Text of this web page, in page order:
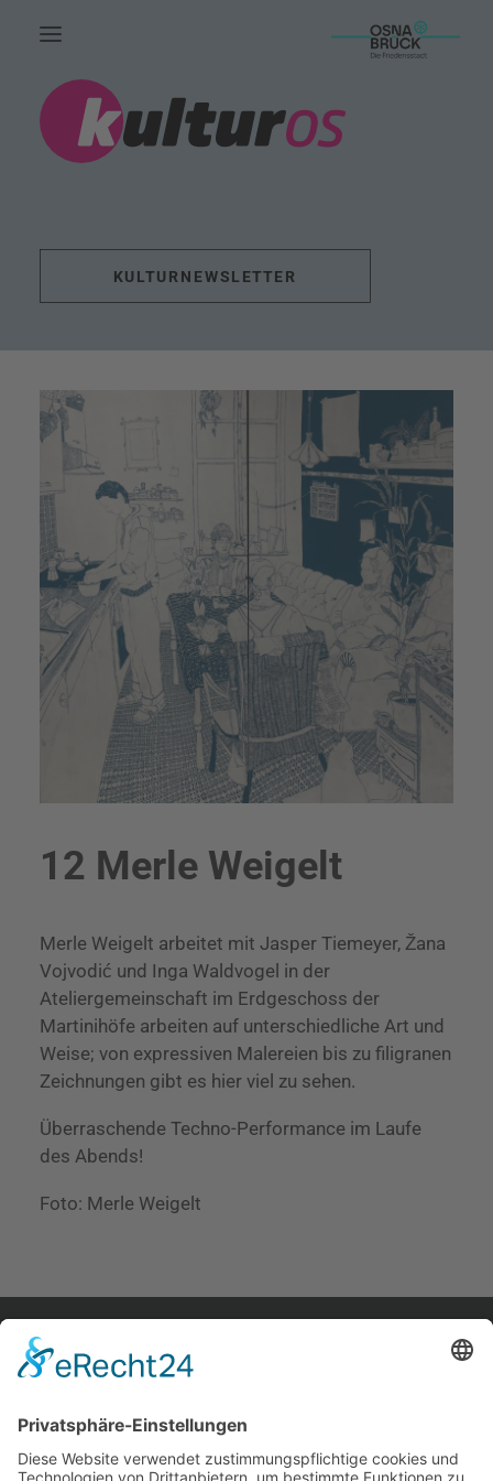
HOME.
AKTUELLES.
FÖRDERUNG.
KONTAKT.
SUCHE
KULTURNEWSLETTER
12 Merle Weigelt
Merle Weigelt arbeitet mit Jasper Tiemeyer, Žana
Vojvodić und Inga Waldvogel in der
Ateliergemeinschaft im Erdgeschoss der
Martinihöfe arbeiten auf unterschiedliche Art und
Weise; von expressiven Malereien bis zu filigranen
Zeichnungen gibt es hier viel zu sehen.
Überraschende Techno-Performance im Laufe
des Abends!
Foto: Merle Weigelt
home.